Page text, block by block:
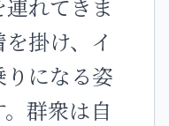
れてきま
掛け、イ
になる姿
群衆は自